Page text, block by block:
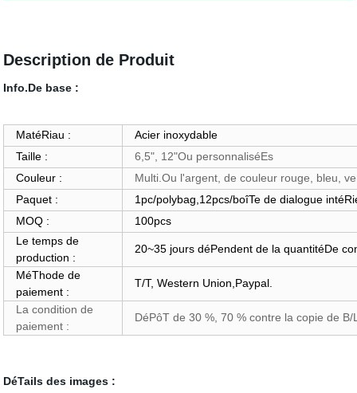
Description de Produit
Info.De base :
MatéRiau :
Acier inoxydable
Taille :
6,5", 12"Ou personnaliséEs
Couleur :
Multi.Ou l'argent, de couleur rouge, bleu,
Paquet :
1pc/polybag,12pcs/boîTe de dialogue
MOQ :
100pcs
Le temps de
production :
20~35 jours déPendent de la quantitéDe
MéThode de
paiement :
T/T, Western Union,Paypal.
La condition de
paiement :
DéPôT de 30 %, 70 % contre la copie de B/
DéTails des images :